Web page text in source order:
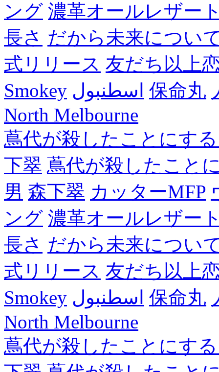
ング 濃革オールレザー
長さ だから未来につい
式リリース 友だち以上
Smokey اسطنبول 保命丸
North Melbourne
蔦代が殺したことにす
下翠 蔦代が殺したこと
男 森下翠 カッターMFP
ング 濃革オールレザー
長さ だから未来につい
式リリース 友だち以上
Smokey اسطنبول 保命丸
North Melbourne
蔦代が殺したことにす